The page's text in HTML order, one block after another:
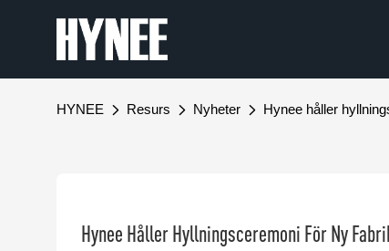
HYNEE Resurs Nyheter Hynee håller
Hynee Håller Hyllningsceremoni För Ny